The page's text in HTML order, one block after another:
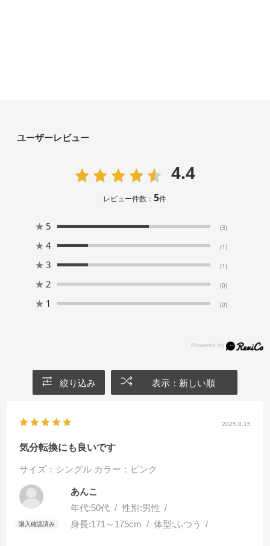
ユーザーレビュー
4.4
レビュー件数：5件
★ 5 (3)
★ 4 (1)
★ 3 (1)
★ 2 (0)
★ 1 (0)
絞り込み 表示：新しい順
2025.8.15
気分転換にも良いです
サイズ：シングル カラー：ピンク
あんこ
年代:50代 性別:男性
身長:171～175cm 体型:ふつう